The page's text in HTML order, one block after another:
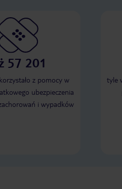
57 201
z pomocy w
ubezpieczenia
i wypadków
tyle